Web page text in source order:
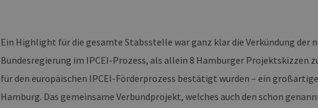
Ein Highlight für die gesamte Stabsstelle war ganz klar die Verkündung der
Bundesregierung im IPCEI-Prozess, als allein 8 Hamburger Projektskizzen
für den europäischen IPCEI-Förderprozess bestätigt wurden – ein
Hamburg. Das gemeinsame Verbundprojekt, welches auch den schon